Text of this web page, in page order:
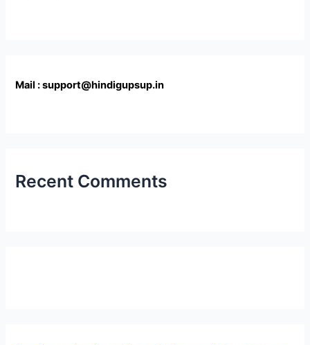
Mail : support@hindigupsup.in
Recent Comments